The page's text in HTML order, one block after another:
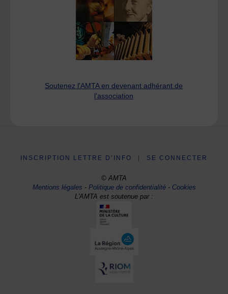
Soutenez l'AMTA en devenant adhérant de
l'association
INSCRIPTION LETTRE D’INFO SE CONNECTER
© AMTA
Mentions légales -Politique de confidentialité- Cookies
L'AMTA est soutenue par :